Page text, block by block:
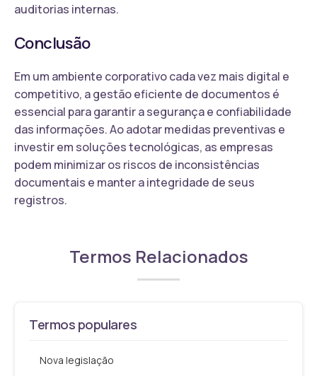
auditorias internas.
Conclusão
Em um ambiente corporativo cada vez mais digital e
competitivo, a gestão eficiente de documentos é
essencial para garantir a segurança e confiabilidade
das informações. Ao adotar medidas preventivas e
investir em soluções tecnológicas, as empresas
podem minimizar os riscos de inconsistências
documentais e manter a integridade de seus
registros.
Termos Relacionados
Termos populares
Nova legislação